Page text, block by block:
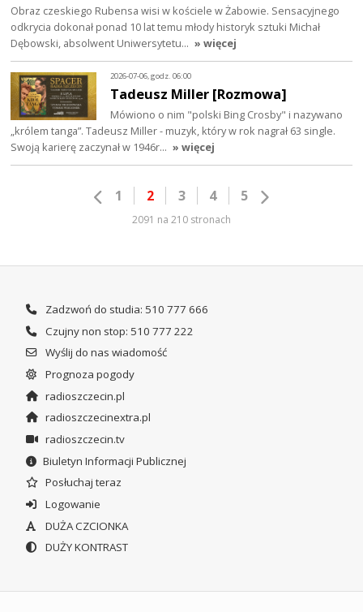
Obraz czeskiego Rubensa wisi w kościele w Żabowie. Sensacyjnego
odkrycia dokonał ponad 10 lat temu młody historyk sztuki Michał
Dębowski, absolwent Uniwersytetu… » więcej
2026-07-06, godz. 06:00
Tadeusz Miller [Rozmowa]
Mówiono o nim "polski Bing Crosby" i nazywano
„królem tanga”. Tadeusz Miller - muzyk, który w rok nagrał 63 single.
Swoją karierę zaczynał w 1946r… » więcej
1 2 3 4 5
2091 na 210 stronach
Zadzwoń do studia: 510 777 666
Czujny non stop: 510 777 222
Wyślij do nas wiadomość
Prognoza pogody
radioszczecin.pl
radioszczecinextra.pl
radioszczecin.tv
Biuletyn Informacji Publicznej
Posłuchaj teraz
Logowanie
DUŻA CZCIONKA
DUŻY KONTRAST